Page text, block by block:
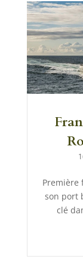
Première
son port
clé